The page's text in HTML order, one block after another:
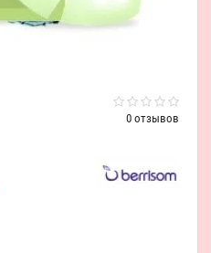
0 отзывов